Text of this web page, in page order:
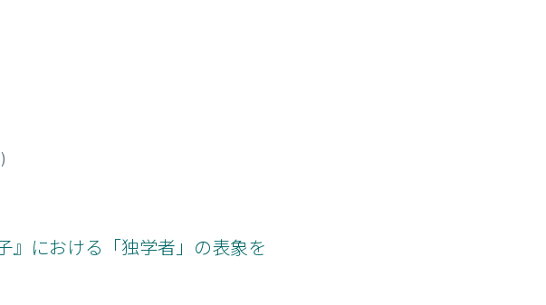
)
』における「独学者」の表象を